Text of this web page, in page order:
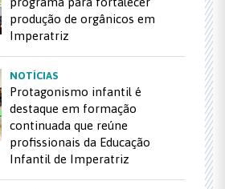
produção de orgânicos em
Imperatriz
NOTÍCIAS
Protagonismo infantil é
destaque em formação
continuada que reúne
profissionais da Educação
Infantil de Imperatriz